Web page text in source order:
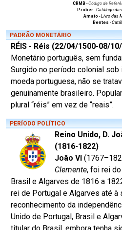
CRMB -Código de
Prober -Catálogo
Amato -Livro das
Bentes -
PADRÃO MONETÁRIO
RÉIS - Réis (22/04/1500-08/
Monetário português, sem
Surgido no período colonial sob
moeda portuguesa, não se
genuinamente brasileiro.
plural “réis” em vez de “reais”.
PERÍODO POLÍTICO
Reino Unido, D.
(1816-1822)
João VI
Clemente, foi rei
Brasil e Algarves de 1816 a
rei de Portugal e Algarves até à
reconhecimento da
Unido de Portugal, Brasil e
titular do Brasil, embora tenha